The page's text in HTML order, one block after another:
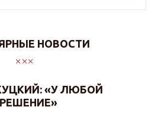
НОВОСТИ
«У ЛЮБОЙ